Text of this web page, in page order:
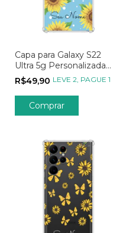
Capa para Galaxy S22
Ultra 5g Personalizada
Flores Girassóis
R$49,90 LEVE 2, PAGUE 1